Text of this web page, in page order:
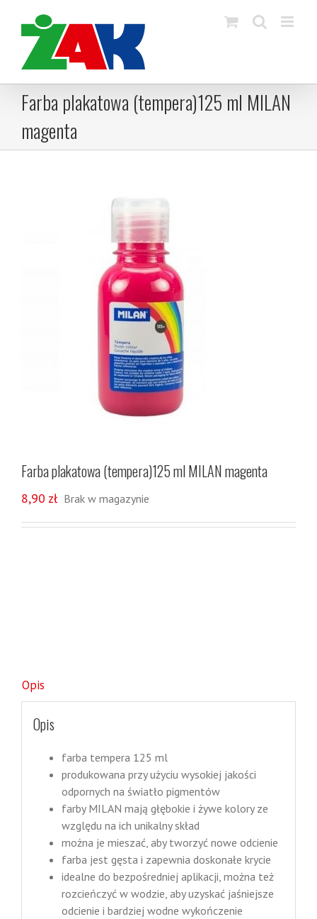
content
Farba plakatowa (tempera)125 ml MILAN
magenta
Farba plakatowa (tempera)125 ml MILAN magenta
8,90 zł Brak w magazynie
Opis
Opis
farba tempera 125 ml
produkowana przy użyciu wysokiej jakości
odpornych na światło pigmentów
farby MILAN mają głębokie i żywe kolory ze
względu na ich unikalny skład
można je mieszać, aby tworzyć nowe odcienie
farba jest gęsta i zapewnia doskonałe krycie
idealne do bezpośredniej aplikacji, można też
rozcieńczyć w wodzie, aby uzyskać jaśniejsze
odcienie i bardziej wodne wykończenie